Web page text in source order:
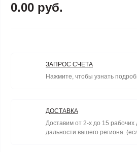
0.00 руб.
ЗАПРОС СЧЕТА
Нажмите, чтобы узнать
ДОСТАВКА
Доставим от 2-х до 15 рабочих
дальности вашего региона.